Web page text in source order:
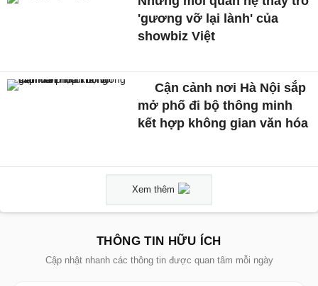
'gương vỡ lại lành' của
showbiz Việt
Cận cảnh nơi Hà Nội sắp
mở phố đi bộ thông minh
kết hợp không gian văn hóa
Xem thêm
THÔNG TIN HỮU ÍCH
Cập nhật nhanh các thông tin được quan tâm mỗi ngày